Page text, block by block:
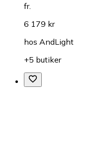
fr.
6 179 kr
hos AndLight
+5 butiker